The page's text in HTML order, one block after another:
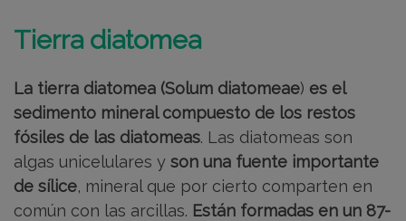
Tierra diatomea
La tierra diatomea (Solum diatomeae) es el
sedimento mineral compuesto de los restos
fósiles de las diatomeas. Las diatomeas son
algas unicelulares y son una fuente importante
de sílice, mineral que por cierto comparten en
común con las arcillas. Están formadas en un 87-